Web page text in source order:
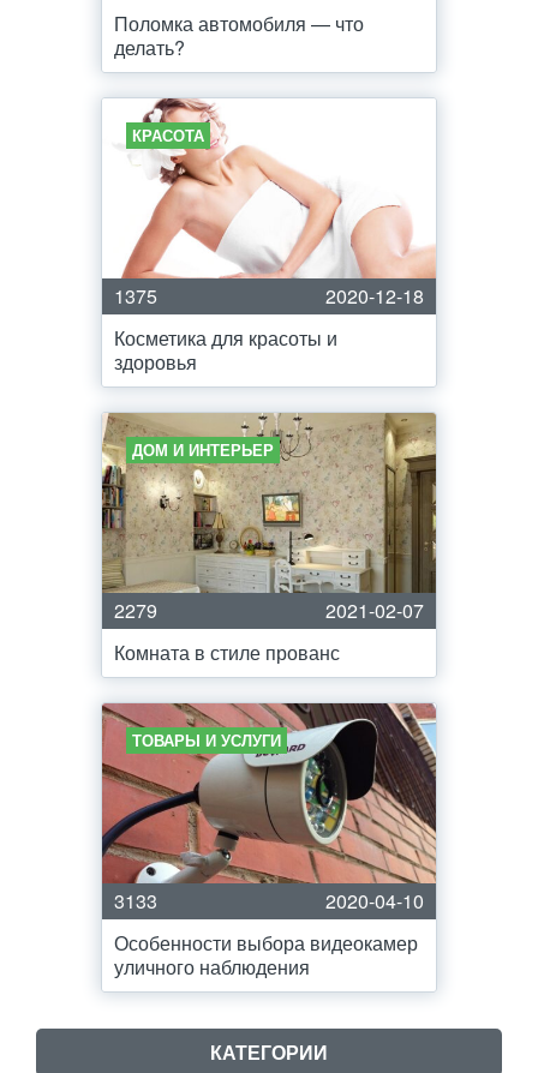
Поломка автомобиля — что
делать?
КРАСОТА
1375
2020-12-18
Косметика для красоты и
здоровья
ДОМ И ИНТЕРЬЕР
2279
2021-02-07
Комната в стиле прованс
ТОВАРЫ И УСЛУГИ
3133
2020-04-10
Особенности выбора видеокамер
уличного наблюдения
КАТЕГОРИИ